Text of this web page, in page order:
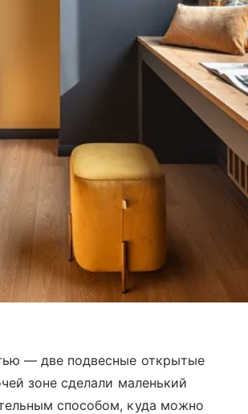
— две подвесные открытые
зоне сделали маленький
способом, куда можно